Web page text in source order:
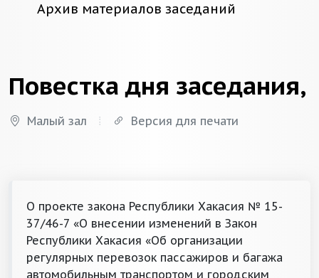
Архив материалов заседаний
Повестка дня заседания,
Малый зал Версия для печати
О проекте закона Республики Хакасия № 15-
37/46-7 «О внесении изменений в Закон
Республики Хакасия «Об организации
регулярных перевозок пассажиров и багажа
автомобильным транспортом и городским